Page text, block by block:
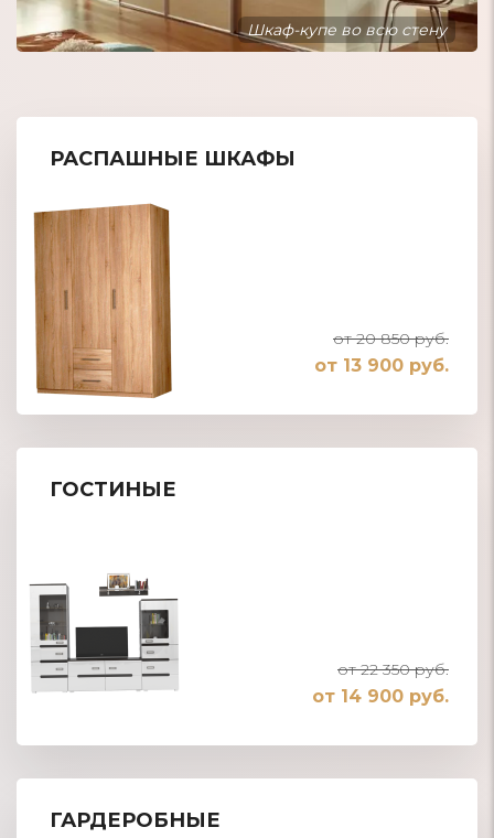
Шкаф-купе встроенный в нишу
РАСПАШНЫЕ ШКАФЫ
от 20 850 руб.
от 13 900 руб.
ГОСТИНЫЕ
от 22 350 руб.
от 14 900 руб.
ГАРДЕРОБНЫЕ